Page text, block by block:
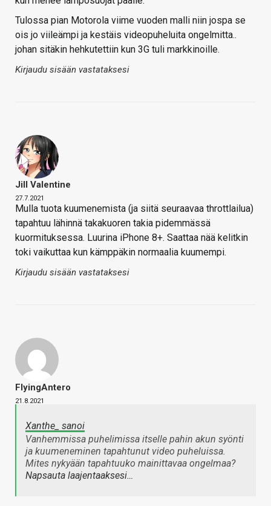
Tulossa pian Motorola viime vuoden malli niin jospa se
ois jo viileämpi ja kestäis videopuheluita ongelmitta..
johan sitäkin hehkutettiin kun 3G tuli markkinoille.
Kirjaudu sisään vastataksesi
Jill Valentine
27.7.2021
Mulla tuota kuumenemista (ja siitä seuraavaa throttlailua)
tapahtuu lähinnä takakuoren takia pidemmässä
kuormituksessa. Luurina iPhone 8+. Saattaa nää kelitkin
toki vaikuttaa kun kämppäkin normaalia kuumempi.
Kirjaudu sisään vastataksesi
FlyingAntero
21.8.2021
Xanthe_ sanoi
Vanhemmissa puhelimissa itselle pahin akun syönti
ja kuumeneminen tapahtunut video puheluissa.
Mites nykyään tapahtuuko mainittavaa ongelmaa?
Napsauta laajentaaksesi…